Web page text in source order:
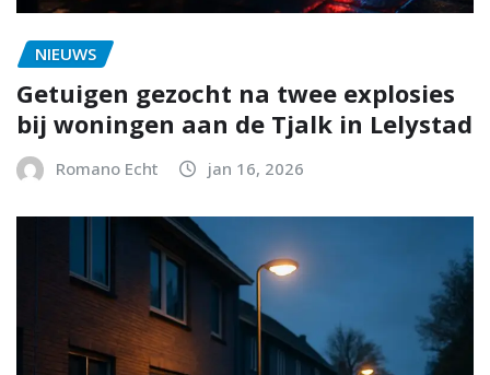
NIEUWS
Getuigen gezocht na twee explosies
bij woningen aan de Tjalk in Lelystad
Romano Echt jan 16, 2026